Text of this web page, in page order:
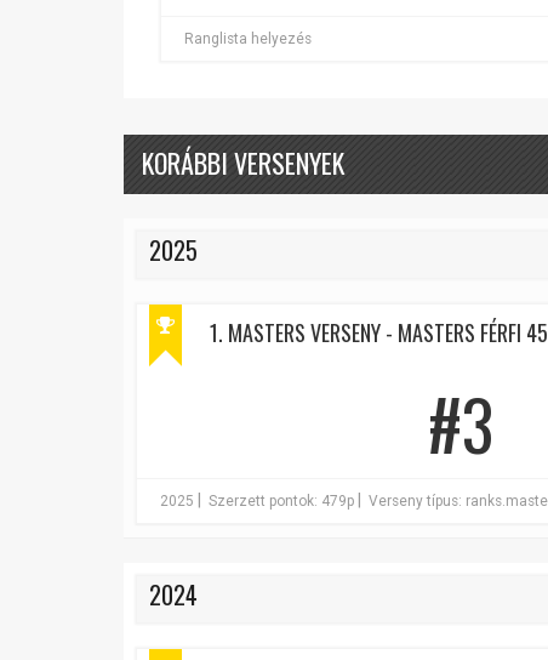
Ranglista helyezés
KORÁBBI VERSENYEK
2025
1. MASTERS VERSENY - MASTERS FÉRFI
#3
2025 Szerzett pontok: 479p Verseny típus:
2024